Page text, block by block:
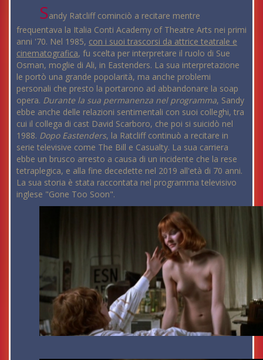
Sandy Ratcliff cominciò a recitare mentre
frequentava la Italia Conti Academy of Theatre Arts nei primi
anni '70. Nel 1985, con i suoi trascorsi da attrice teatrale e
cinematografica, fu scelta per interpretare il ruolo di Sue
Osman, moglie di Ali, in Eastenders. La sua interpretazione
le portò una grande popolarità, ma anche problemi
personali che presto la portarono ad abbandonare la soap
opera. Durante la sua permanenza nel programma, Sandy
ebbe anche delle relazioni sentimentali con suoi colleghi, tra
cui il collega di cast David Scarboro, che poi si suicidò nel
1988. Dopo Eastenders, la Ratcliff continuò a recitare in
serie televisive come The Bill e Casualty. La sua carriera
ebbe un brusco arresto a causa di un incidente che la rese
tetraplegica, e alla fine decedette nel 2019 all'età di 70 anni.
La sua storia è stata raccontata nel programma televisivo
inglese "Gone Too Soon".